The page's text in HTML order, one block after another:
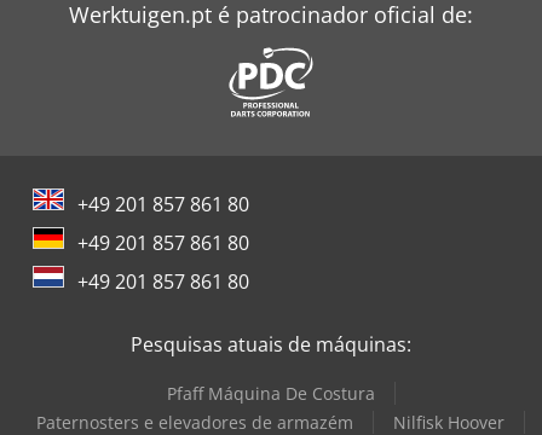
Werktuigen.pt é patrocinador oficial de:
+49 201 857 861 80
+49 201 857 861 80
+49 201 857 861 80
Pesquisas atuais de máquinas:
Pfaff Máquina De Costura
Paternosters e elevadores de armazém
Nilfisk Hoover